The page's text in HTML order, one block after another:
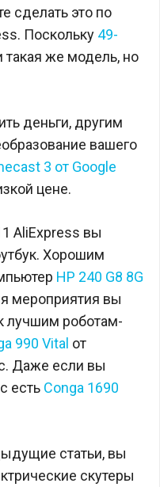
сделать это по
Поскольку 49-
такая же модель, но
деньги, другим
вашего
3 от Google
цене.
AliExpress вы
Хорошим
HP 240 G8 8G
мероприятия вы
лучшим роботам-
990 Vital от
Даже если вы
есть Conga 1690
статьи, вы
скутеры